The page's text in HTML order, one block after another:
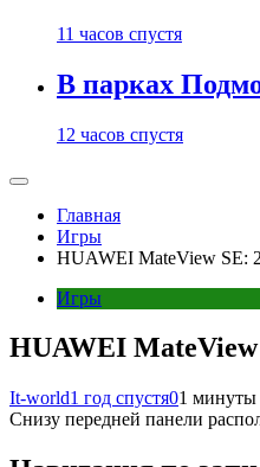
11 часов спустя
В парках
12 часов спустя
Главная
Игры
HUAWEI MateView SE:
Игры
HUAWEI
It-world1 год спустя01 минуты
Снизу передней панели